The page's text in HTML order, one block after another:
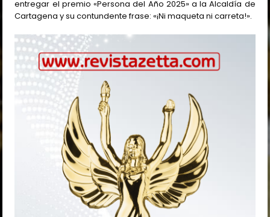
entregar el premio «Persona del Año 2025» a la Alcaldía de
Cartagena y su contundente frase: «¡Ni maqueta ni carreta!».